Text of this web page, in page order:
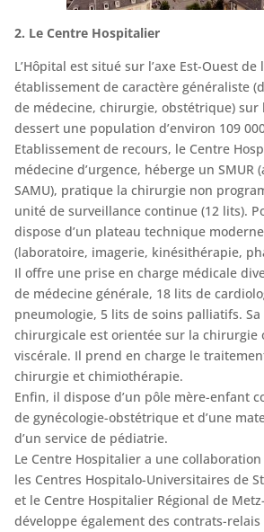
2. Le Centre Hospitalier
L’Hôpital est situé sur l’axe Est-Ouest
établissement de caractère généraliste
de médecine, chirurgie, obstétrique)
dessert une population d’environ 109
Etablissement de recours, le Centre
médecine d’urgence, héberge un SMUR
SAMU), pratique la chirurgie non
unité de surveillance continue (12 lits).
dispose d’un plateau technique
(laboratoire, imagerie, kinésithérapie,
Il offre une prise en charge médicale
de médecine générale, 18 lits de
pneumologie, 5 lits de soins palliatifs.
chirurgicale est orientée sur la chirurgie
viscérale. Il prend en charge le
chirurgie et chimiothérapie.
Enfin, il dispose d’un pôle mère-enfant
de gynécologie-obstétrique et d’une
d’un service de pédiatrie.
Le Centre Hospitalier a une
les Centres Hospitalo-Universitaires de
et le Centre Hospitalier Régional de
développe également des contrats-